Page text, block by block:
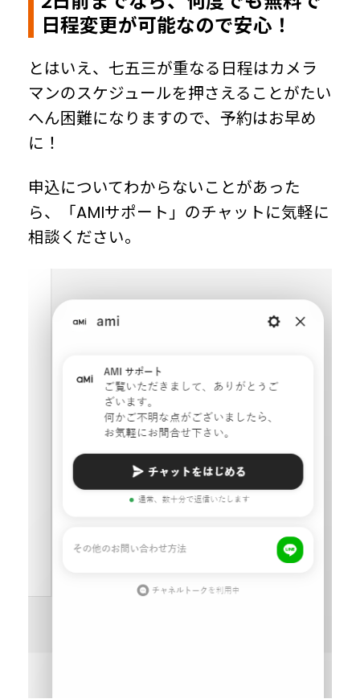
日程変更が可能なので安心！
とはいえ、七五三が重なる日程はカメラ
マンのスケジュールを押さえることがたい
へん困難になりますので、予約はお早め
に！
申込についてわからないことがあった
ら、「AMIサポート」のチャットに気軽に
相談ください。